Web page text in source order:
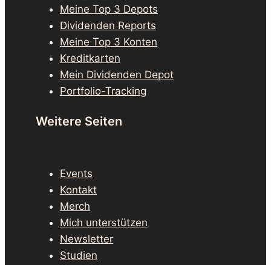
Meine Top 3 Depots
Dividenden Reports
Meine Top 3 Konten
Kreditkarten
Mein Dividenden Depot
Portfolio-Tracking
Weitere Seiten
Events
Kontakt
Merch
Mich unterstützen
Newsletter
Studien